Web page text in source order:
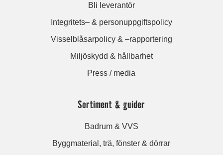
Bli leverantör
Integritets– & personuppgiftspolicy
Visselblåsarpolicy & –rapportering
Miljöskydd & hållbarhet
Press / media
Sortiment & guider
Badrum & VVS
Byggmaterial, trä, fönster & dörrar